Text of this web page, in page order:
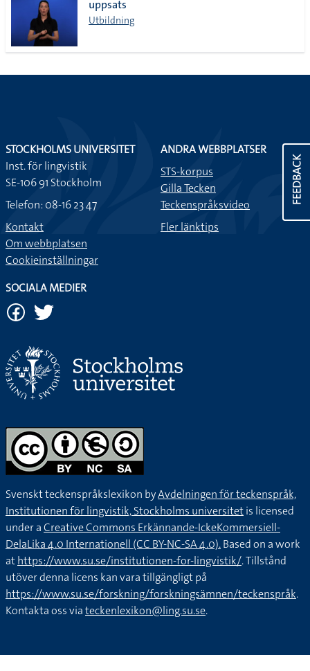
uppsats
Utbildning
FEEDBACK
STOCKHOLMS UNIVERSITET
Inst. för lingvistik
SE-106 91 Stockholm
Telefon: 08-16 23 47
Kontakt
Om webbplatsen
Cookieinställningar
ANDRA WEBBPLATSER
STS-korpus
Gilla Tecken
Teckenspråksvideo
Fler länktips
SOCIALA MEDIER
Svenskt teckenspråkslexikon byAvdelningen för teckenspråk,
Institutionen för lingvistik, Stockholms universitetis licensed
under aCreative Commons Erkännande-IckeKommersiell-
DelaLika 4.0 Internationell (CC BY-NC-SA 4.0).Based on a work
athttps://www.su.se/institutionen-for-lingvistik/. Tillstånd
utöver denna licens kan vara tillgängligt på
https://www.su.se/forskning/forskningsämnen/teckenspråk.
Kontakta oss viateckenlexikon@ling.su.se.